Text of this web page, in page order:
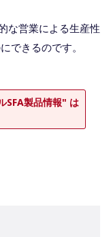
な営業による生産性
できるのです。
SFA製品情報" は